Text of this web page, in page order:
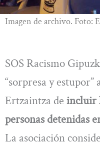
Imagen de archivo. Foto:
SOS Racismo
“sorpresa y
Ertzaintza de incluir
personas detenidas
La asociación